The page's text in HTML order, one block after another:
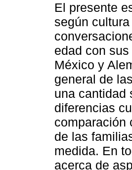
El presente
según
edad con
México y
general de
una cantidad
diferencias
comparación
de las
medida. En
acerca de